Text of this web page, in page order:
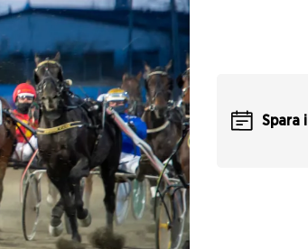
Spara